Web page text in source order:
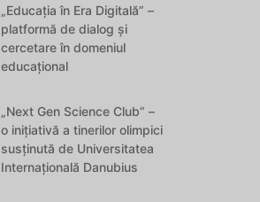
„Educația în Era Digitală” –
platformă de dialog și
cercetare în domeniul
educațional
„Next Gen Science Club” –
o inițiativă a tinerilor olimpici
susținută de Universitatea
Internațională Danubius